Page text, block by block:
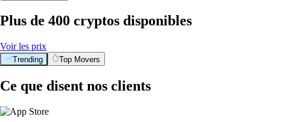
Plus de 400 cryptos disponibles
Voir les prix
Trending Top Movers
Ce que disent nos clients